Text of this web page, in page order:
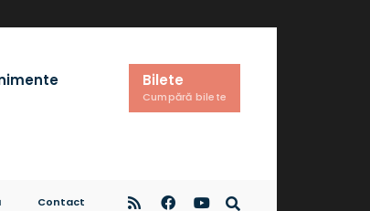
Bilete
Cumpără bilete
Contact